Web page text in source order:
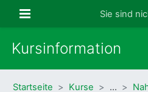
Website-Übersicht
Sie sind
Kursinformation
Startseite Kurse …